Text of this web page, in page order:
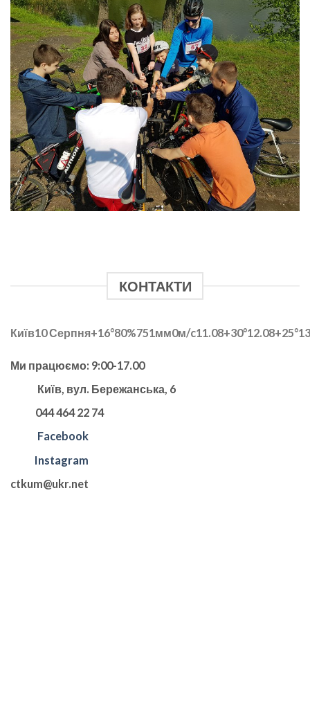
КОНТАКТИ
Київ10 Серпня+16°80%751 мм0м/c11.08+30°12.08+25°
Ми працюємо: 9:00-17.00
Київ, вул. Бережанська, 6
044 464 22 74
Facebook
Instagram
ctkum@ukr.net